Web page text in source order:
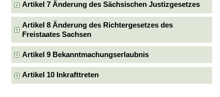
Artikel 7 Änderung des Sächsischen Justizgesetzes
Artikel 8 Änderung des Richtergesetzes des
Freistaates Sachsen
Artikel 9 Bekanntmachungserlaubnis
Artikel 10 Inkrafttreten